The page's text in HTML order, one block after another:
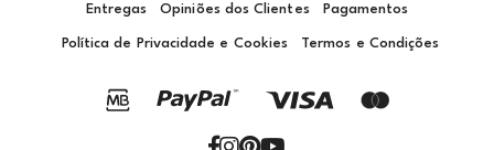
Entregas Opiniões dos Clientes Pagamentos
Política de Privacidade e Cookies Termos e Condições